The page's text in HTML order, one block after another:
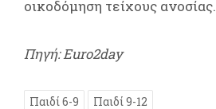
οικοδόμηση τείχους ανοσίας.
Πηγή: Euro2day
Παιδί 6-9 Παιδί 9-12